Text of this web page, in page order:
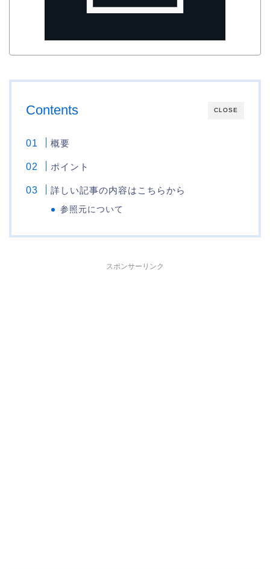
CLOSE
Contents
概要
ポイント
詳しい記事の内容はこちらから
参照元について
スポンサーリンク